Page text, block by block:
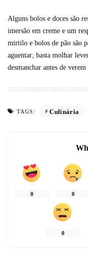
Alguns bolos e doces são
imersão em creme e um
mirtilo e bolos de pão são
aguentar; basta molhar
desmanchar antes de verem
TAGS: Culinária
0 0
0